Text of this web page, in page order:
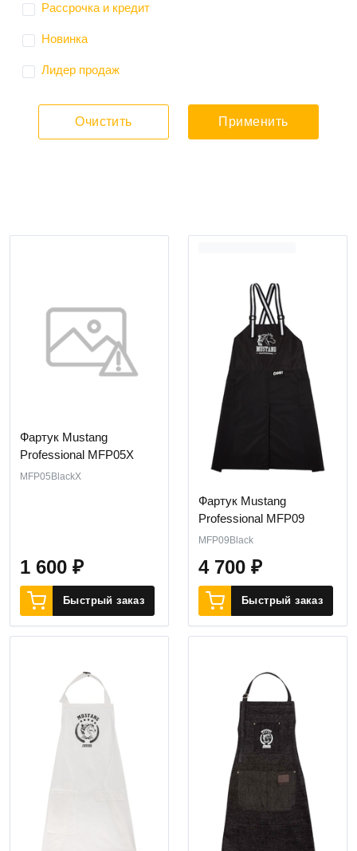
Рассрочка и кредит
Новинка
Лидер продаж
Очистить Применить
Фартук Mustang
Professional MFP05X
MFP05BlackX
1 600 ₽
Быстрый заказ
Фартук Mustang
Professional MFP09
MFP09Black
4 700 ₽
Быстрый заказ